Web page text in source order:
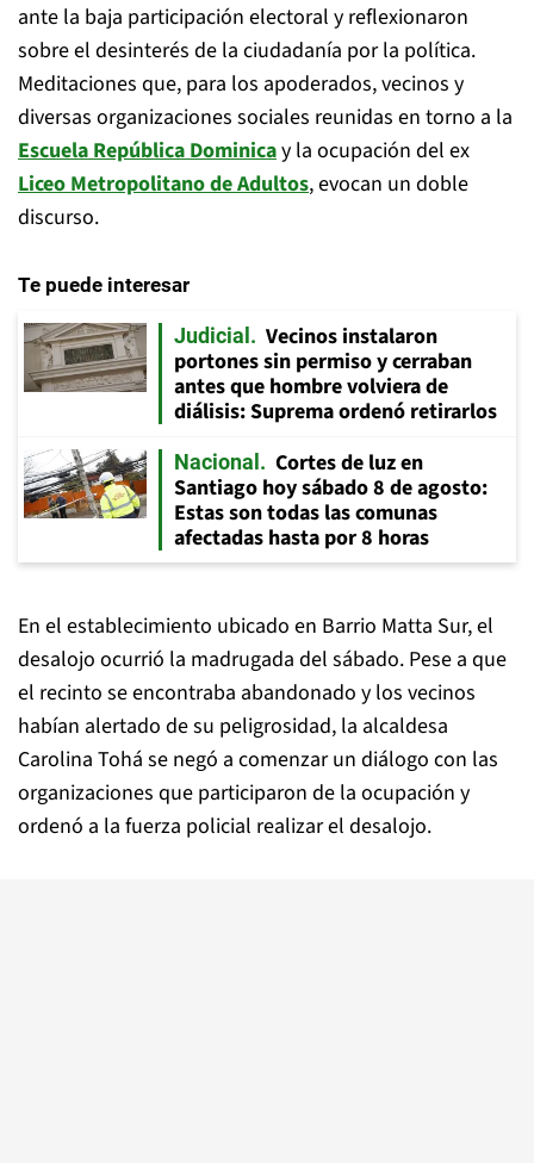
ante la baja participación electoral y reflexionaron
sobre el desinterés de la ciudadanía por la política.
Meditaciones que, para los apoderados, vecinos y
diversas organizaciones sociales reunidas en torno a la
Escuela República Dominicay la ocupación del ex
Liceo Metropolitano de Adultos, evocan un doble
discurso.
Te puede interesar
Judicial
Vecinos instalaron
portones sin permiso y cerraban
antes que hombre volviera de
diálisis: Suprema ordenó retirarlos
Nacional
Cortes de luz en
Santiago hoy sábado 8 de agosto:
Estas son todas las comunas
afectadas hasta por 8 horas
En el establecimiento ubicado en Barrio Matta Sur, el
desalojo ocurrió la madrugada del sábado. Pese a que
el recinto se encontraba abandonado y los vecinos
habían alertado de su peligrosidad, la alcaldesa
Carolina Tohá se negó a comenzar un diálogo con las
organizaciones que participaron de la ocupación y
ordenó a la fuerza policial realizar el desalojo.